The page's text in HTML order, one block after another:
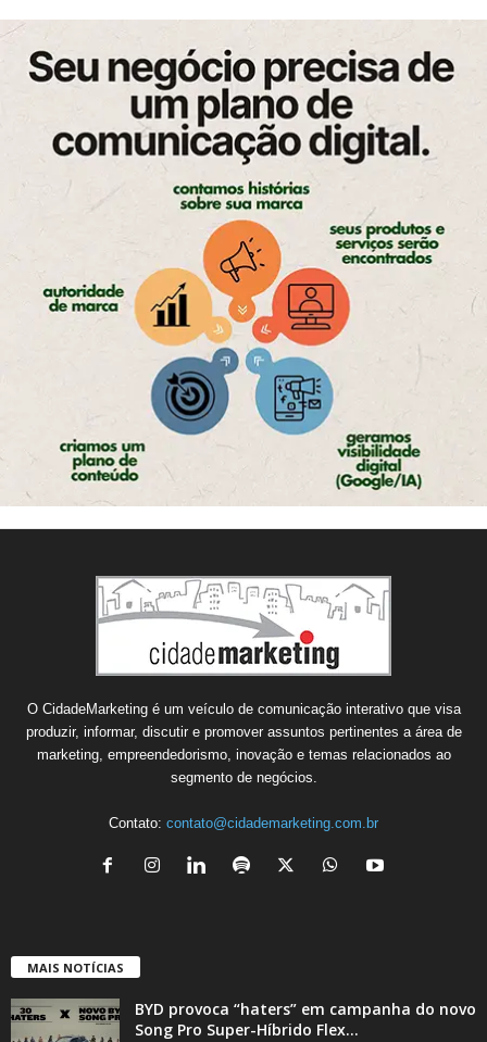
O CidadeMarketing é um veículo de comunicação interativo que visa
produzir, informar, discutir e promover assuntos pertinentes a área de
marketing, empreendedorismo, inovação e temas relacionados ao
segmento de negócios.
Contato: contato@cidademarketing.com.br
MAIS NOTÍCIAS
BYD provoca “haters” em campanha do novo
Song Pro Super-Híbrido Flex...